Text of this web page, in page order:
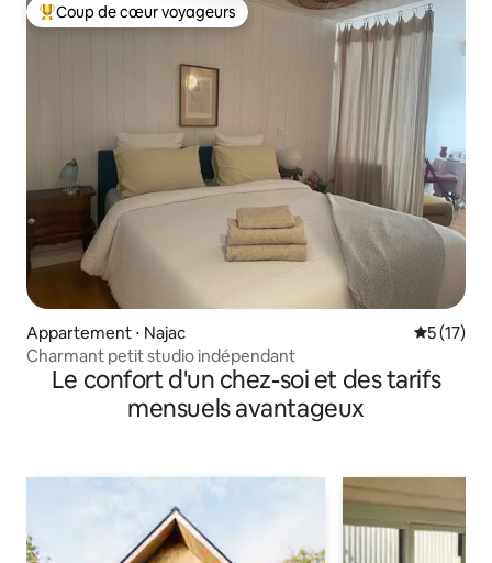
Coups de cœur voyageurs les plus appréciés
Coup de cœur voyageurs
Appartement ⋅ Najac
5 (17)
Charmant petit studio indépendant
Le confort d'un chez-soi et des tarifs
mensuels avantageux